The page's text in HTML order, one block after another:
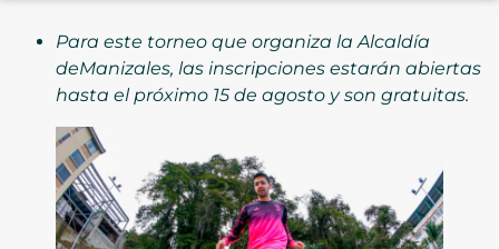
Para este torneo que organiza la Alcaldía
deManizales, las inscripciones estarán abiertas
hasta el próximo 15 de agosto y son gratuitas.